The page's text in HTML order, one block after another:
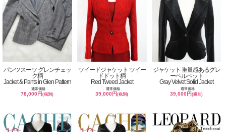
パンツスーツ グレンチェッ
ク柄
Jacket & Pants in Glen Pattern
通常価格
78,000円(税別)
ツイードジャケット ツイー
ドドット柄
Red Tweed Jacket
通常価格
39,000円(税別)
ジャケット 重量感あるグレ
ーベルベット
Gray Velvet Solid Jacket
通常価格
39,000円(税別)